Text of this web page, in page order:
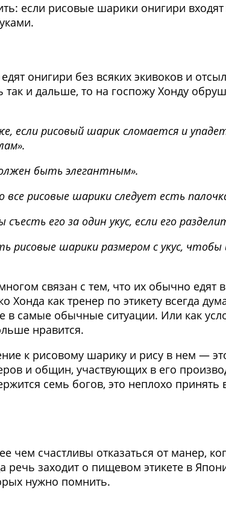
если рисовые шарики онигири
онигири без всяких экивоков и
и дальше, то на госпожу Хонду
если рисовый шарик сломается и
быть элегантным».
рисовые шарики следует есть
его за один укус, если его
шарики размером с укус,
связан с тем, что их обычно едят
Хонда как тренер по этикету всегда
в самые обычные ситуации. Или как
нравится.
к рисовому шарику и рису в нем —
и общин, участвующих в его
семь богов, это неплохо принять
чем счастливы отказаться от манер,
заходит о пищевом этикете в
нужно помнить.